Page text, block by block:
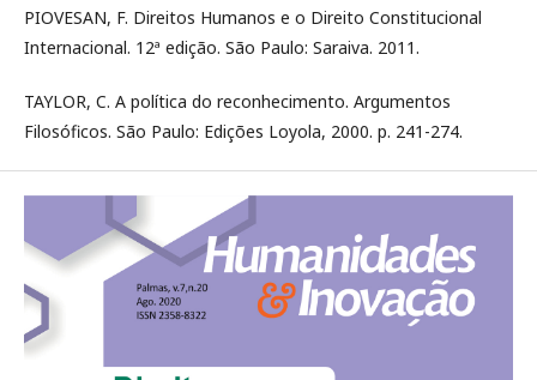
PIOVESAN, F. Direitos Humanos e o Direito Constitucional
Internacional. 12ª edição. São Paulo: Saraiva. 2011.
TAYLOR, C. A política do reconhecimento. Argumentos
Filosóficos. São Paulo: Edições Loyola, 2000. p. 241-274.